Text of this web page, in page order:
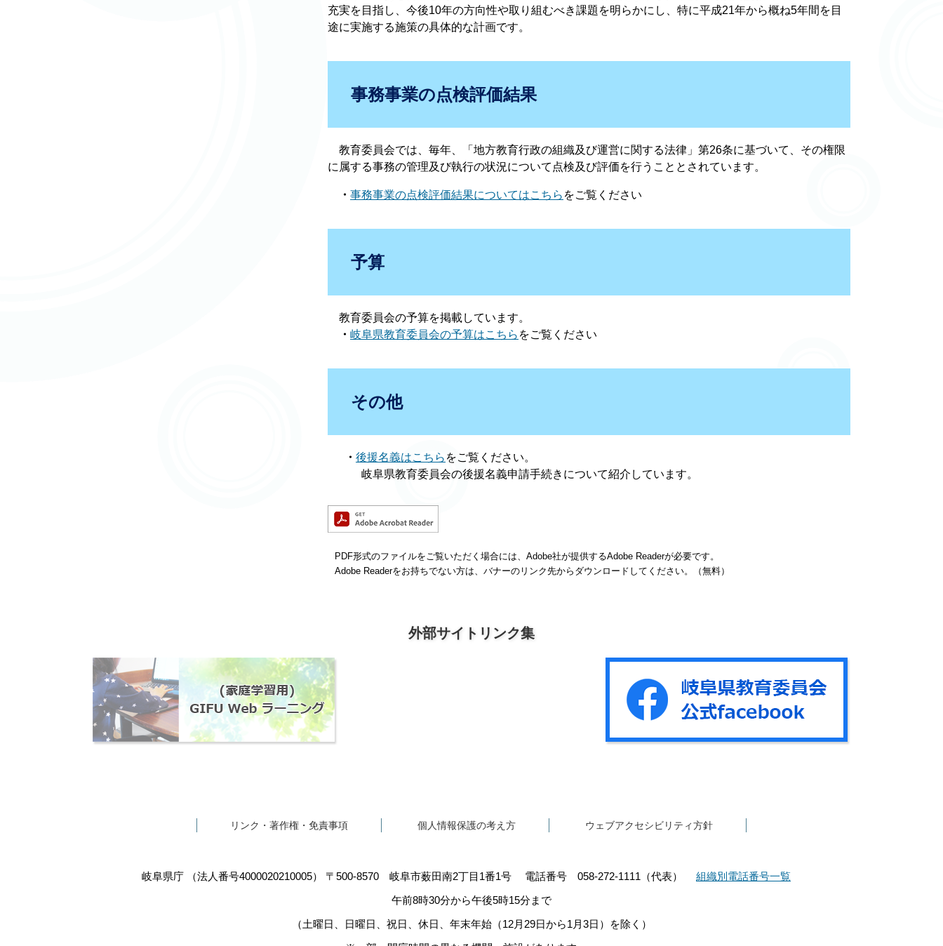
充実を目指し、今後10年の方向性や取り組むべき課題を明らかにし、特に平成21年から概ね5年間を目
途に実施する施策の具体的な計画です。
事務事業の点検評価結果
教育委員会では、毎年、「地方教育行政の組織及び運営に関する法律」第26条に基づいて、その権限
に属する事務の管理及び執行の状況について点検及び評価を行うこととされています。
・ 事務事業の点検評価結果についてはこちら をご覧ください
予算
教育委員会の予算を掲載しています。
・ 岐阜県教育委員会の予算はこちら をご覧ください
その他
・ 後援名義はこちら をご覧ください。
岐阜県教育委員会の後援名義申請手続きについて紹介しています。
PDF形式のファイルをご覧いただく場合には、Adobe社が提供するAdobe Readerが必要です。
Adobe Readerをお持ちでない方は、バナーのリンク先からダウンロードしてください。（無料）
外部サイトリンク集
リンク・著作権・免責事項 個人情報保護の考え方 ウェブアクセシビリティ方針
岐阜県庁 （法人番号4000020210005） 〒500-8570 岐阜市薮田南2丁目1番1号 電話番号 058-272-1111（代表）
組織別電話番号一覧
午前8時30分から午後5時15分まで
（土曜日、日曜日、祝日、休日、年末年始（12月29日から1月3日）を除く）